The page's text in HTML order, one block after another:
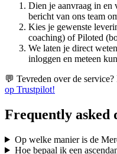
Dien je aanvraag in en
bericht van ons team
Kies je gewenste
coaching) of Piloted
We laten je direct
inloggen en meteen
💬 Tevreden over de
op Trustpilot!
Frequently asked
Op welke manier is de
Hoe bepaal ik een